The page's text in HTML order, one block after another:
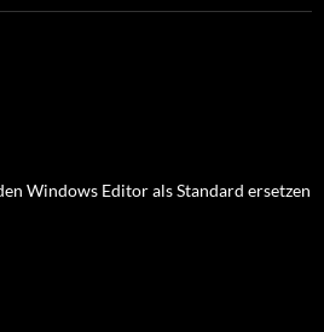
Windows Editor als Standard ersetzen